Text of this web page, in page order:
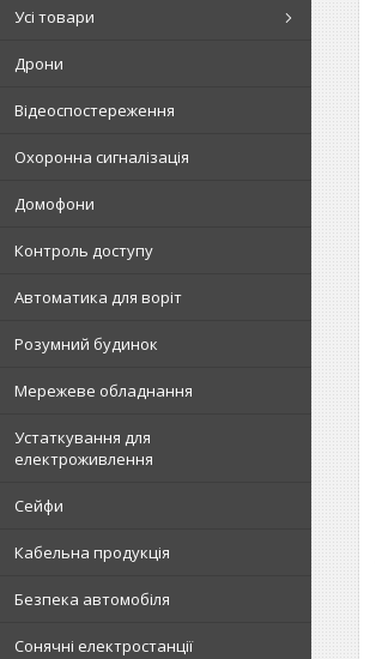
Усі товари
Дрони
Відеоспостереження
Охоронна сигналізація
Домофони
Контроль доступу
Автоматика для воріт
Розумний будинок
Мережеве обладнання
Устаткування для
електроживлення
Сейфи
Кабельна продукція
Безпека автомобіля
Сонячні електростанції